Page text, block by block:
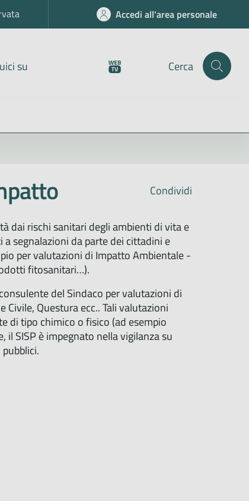
Accedi all'area personale
su Cerca
Condividi
dai rischi sanitari degli ambienti di vita e
segnalazioni da parte dei cittadini e
per valutazioni di Impatto Ambientale -
fitosanitari…).
del Sindaco per valutazioni di
Questura ecc.. Tali valutazioni
di tipo chimico o fisico (ad esempio
SISP è impegnato nella vigilanza su